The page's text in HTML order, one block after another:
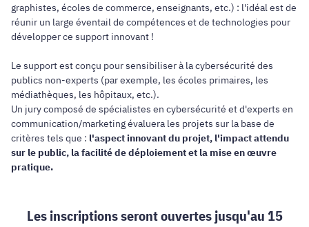
graphistes, écoles de commerce, enseignants, etc.) : l'idéal est de
réunir un large éventail de compétences et de technologies pour
développer ce support innovant !
Le support est conçu pour sensibiliser à la cybersécurité des
publics non-experts (par exemple, les écoles primaires, les
médiathèques, les hôpitaux, etc.).
Un jury composé de spécialistes en cybersécurité et d'experts en
communication/marketing évaluera les projets sur la base de
critères tels que : l'aspect innovant du projet, l'impact attendu
sur le public, la facilité de déploiement et la mise en œuvre
pratique.
Les inscriptions seront ouvertes jusqu'au 15